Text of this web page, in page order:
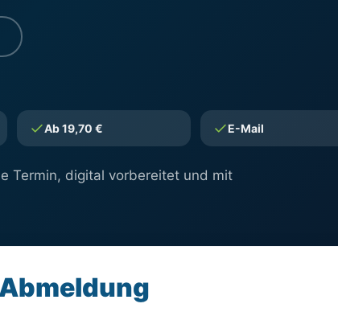
Ab 19,70 € E-Mail
Termin, digital vorbereitet und mit